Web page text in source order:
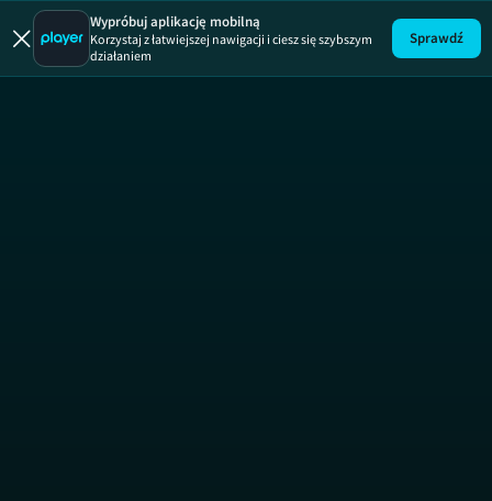
Wypróbuj aplikację mobilną
Korzystaj z łatwiejszej nawigacji i ciesz się szybszym
działaniem
Sprawdź